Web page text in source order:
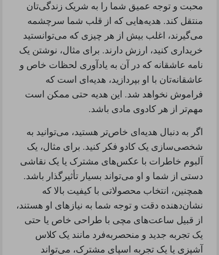
محبت و توجه عمیق شما را به شریک زندگی‌تان
منتقل کند. هدیه‌هایی که از قلب شما سرچشمه
می‌گیرند، اغلب بیش از هر چیزی که می‌توانستید
خریداری کنید، ارزش دارند. برای مثال، نوشتن یک
نامه عاشقانه که در آن به یادآوری لحظات خاص و
عاشقانه‌تان با او بپردازید، هدیه‌ای است که
فراموش نخواهد شد. این هدیه حتی ممکن است
مهم‌تر از هر کادوی مادی باشد.
اگر به دنبال هدیه‌ای خاص‌تر هستید، می‌توانید به
شخصی‌سازی یک کادو فکر کنید. برای مثال، یک
آلبوم خاطرات با عکس‌های مشترک یا یک نقاشی
دستی از شما و او می‌تواند بسیار تأثیرگذار باشد.
همچنین، انتخاب محصولاتی با کیفیت بالا که
نشان‌دهنده دقت و توجه شما به نیازهای او هستند،
از قبیل ساعت‌های مچی با طراحی خاص یا حتی
یک تجربه جدید و منحصربه‌فرد مانند یک کلاس
آشپزی یا یک تجربه اسپای مشترک، می‌تواند